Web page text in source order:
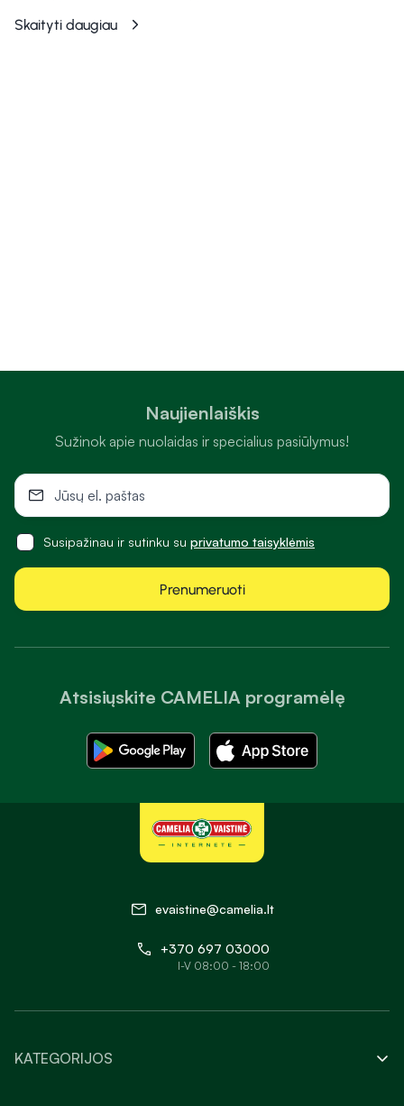
Skaityti daugiau
Atsisiųskite CAMELIA programėlę
Naujienlaiškis
Sužinok apie nuolaidas ir specialius pasiūlymus!
Susipažinau ir sutinku su privatumo taisyklėmis
Prenumeruoti
evaistine@camelia.lt
+370 697 03000
I-V 08:00 - 18:00
KATEGORIJOS